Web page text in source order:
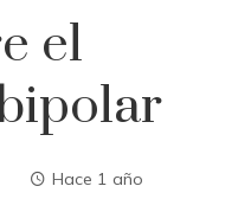
el
Hace 1 año